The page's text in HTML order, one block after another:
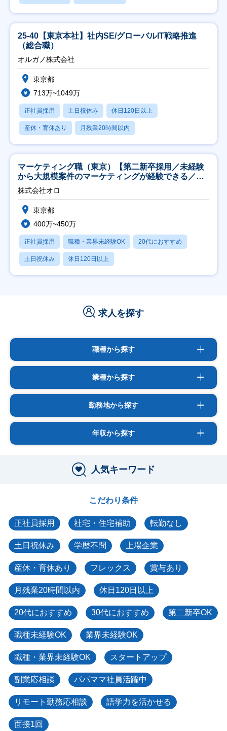
25-40【東京本社】社内SE/グローバルIT戦略推進
（総合職）
オルガノ株式会社
東京都
713万~1049万
正社員採用 土日祝休み 休日120日以上
産休・育休あり 月残業20時間以内
マーケティング職（東京）【第二新卒採用／未経験
から大規模案件のマーケティングが経験できる／研
修充実】
株式会社オロ
東京都
400万~450万
正社員採用 職種・業界未経験OK 20代におすすめ
土日祝休み 休日120日以上
求人を探す
職種から探す
業種から探す
勤務地から探す
年収から探す
人気キーワード
こだわり条件
正社員採用 社宅・住宅補助 転勤なし
土日祝休み 学歴不問 上場企業
産休・育休あり フレックス 賞与あり
月残業20時間以内 休日120日以上
20代におすすめ 30代におすすめ 第二新卒OK
職種未経験OK 業界未経験OK
職種・業界未経験OK スタートアップ
副業応相談 パパママ社員活躍中
リモート勤務応相談 語学力を活かせる
面接1回